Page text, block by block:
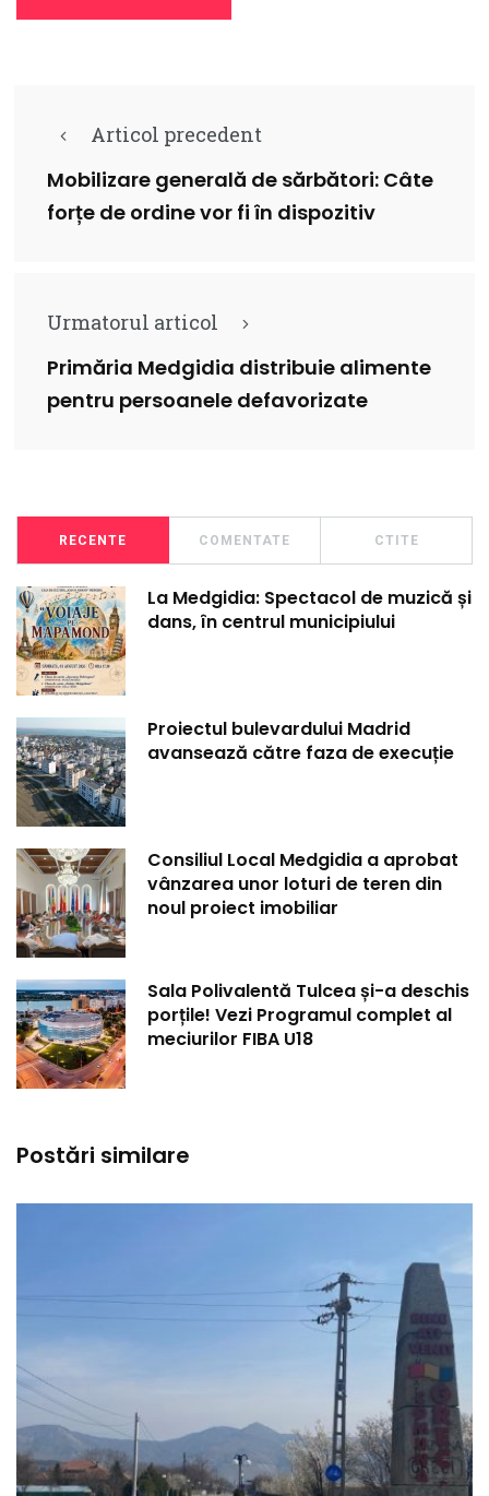
Articol precedent
Mobilizare generală de sărbători: Câte
forțe de ordine vor fi în dispozitiv
Urmatorul articol
Primăria Medgidia distribuie alimente
pentru persoanele defavorizate
RECENTE COMENTATE CTITE
La Medgidia: Spectacol de muzică și
dans, în centrul municipiului
Proiectul bulevardului Madrid
avansează către faza de execuție
Consiliul Local Medgidia a aprobat
vânzarea unor loturi de teren din
noul proiect imobiliar
Sala Polivalentă Tulcea și-a deschis
porțile! Vezi Programul complet al
meciurilor FIBA U18
Postări similare